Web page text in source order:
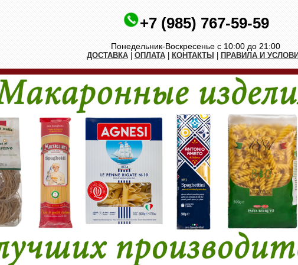
+7 (985) 767-59-59
Понедельник-Воскресенье с 10:00 до 21:00
ДОСТАВКА| ОПЛАТА| КОНТАКТЫ ПРАВИЛА И